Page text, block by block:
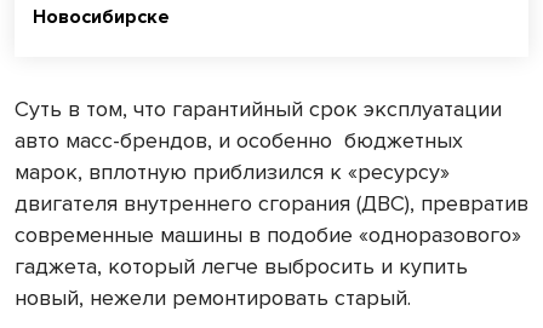
Новосибирске
Суть в том, что гарантийный срок эксплуатации
авто масс-брендов, и особенно бюджетных
марок, вплотную приблизился к «ресурсу»
двигателя внутреннего сгорания (ДВС), превратив
современные машины в подобие «одноразового»
гаджета, который легче выбросить и купить
новый, нежели ремонтировать старый.